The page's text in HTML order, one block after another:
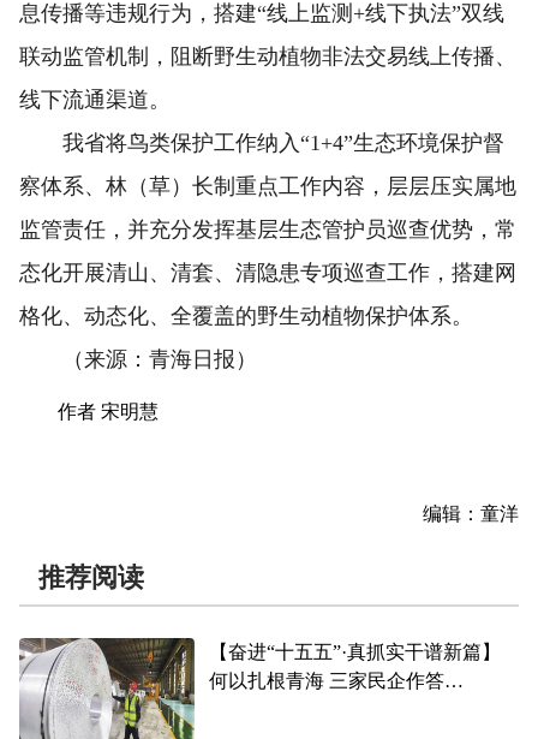
息传播等违规行为，搭建“线上监测+线下执法”双线
联动监管机制，阻断野生动植物非法交易线上传播、
线下流通渠道。
我省将鸟类保护工作纳入“1+4”生态环境保护督
察体系、林（草）长制重点工作内容，层层压实属地
监管责任，并充分发挥基层生态管护员巡查优势，常
态化开展清山、清套、清隐患专项巡查工作，搭建网
格化、动态化、全覆盖的野生动植物保护体系。
（来源：青海日报）
作者 宋明慧
编辑：童洋
推荐阅读
【奋进“十五五”·真抓实干谱新篇】
何以扎根青海 三家民企作答